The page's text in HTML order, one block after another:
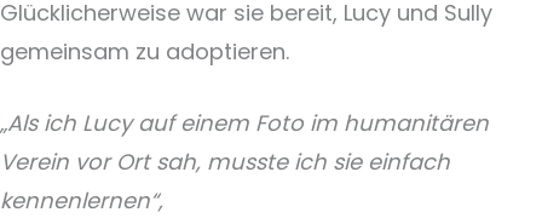
Glücklicherweise war sie bereit, Lucy und Sully
gemeinsam zu adoptieren.
„Als ich Lucy auf einem Foto im humanitären
Verein vor Ort sah, musste ich sie einfach
kennenlernen“,